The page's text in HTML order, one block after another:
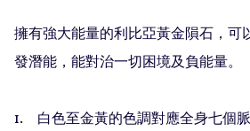
擁有強大能量的利比亞黃金隕石，可
發潛能，能對治一切困境及負能量。
1.　白色至金黃的色調對應全身七個